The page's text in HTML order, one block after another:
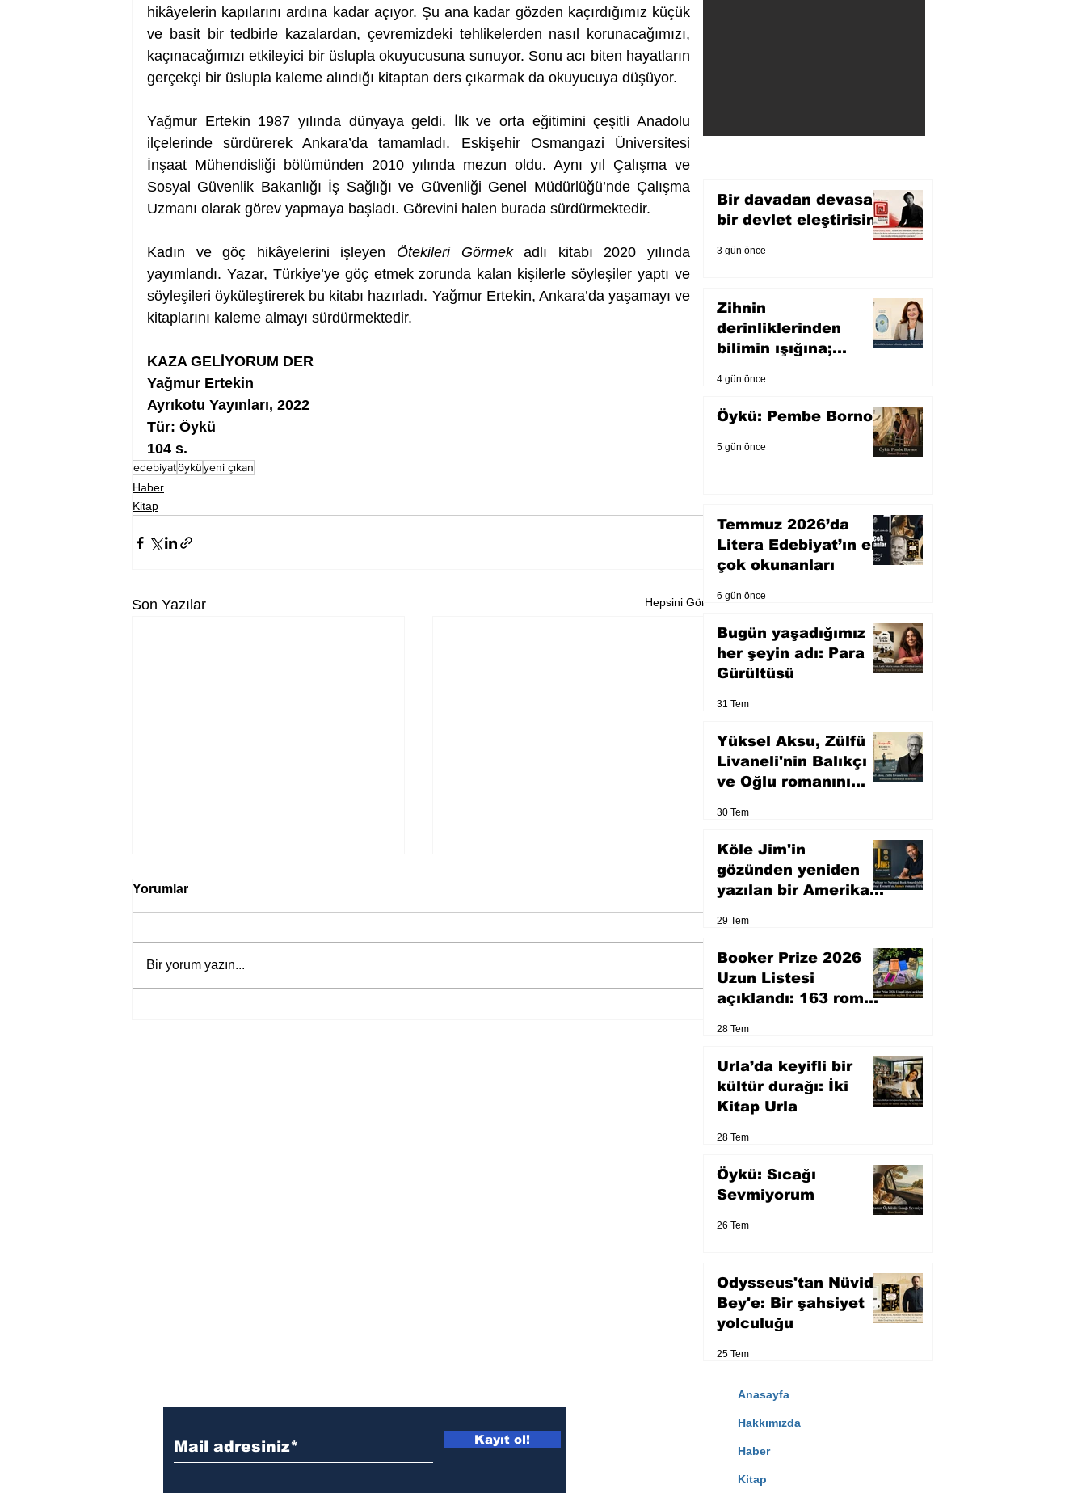
hikâyelerin kapılarını ardına kadar açıyor. Şu ana kadar gözden kaçırdığımız küçük
ve basit bir tedbirle kazalardan, çevremizdeki tehlikelerden nasıl korunacağımızı,
kaçınacağımızı etkileyici bir üslupla okuyucusuna sunuyor. Sonu acı biten hayatların
gerçekçi bir üslupla kaleme alındığı kitaptan ders çıkarmak da okuyucuya düşüyor.
Yağmur Ertekin 1987 yılında dünyaya geldi. İlk ve orta eğitimini çeşitli Anadolu
ilçelerinde sürdürerek Ankara’da tamamladı. Eskişehir Osmangazi Üniversitesi
İnşaat Mühendisliği bölümünden 2010 yılında mezun oldu. Aynı yıl Çalışma ve
Sosyal Güvenlik Bakanlığı İş Sağlığı ve Güvenliği Genel Müdürlüğü’nde Çalışma
Uzmanı olarak görev yapmaya başladı. Görevini halen burada sürdürmektedir.
Kadın ve göç hikâyelerini işleyen Ötekileri Görmek adlı kitabı 2020 yılında
yayımlandı. Yazar, Türkiye’ye göç etmek zorunda kalan kişilerle söyleşiler yaptı ve
söyleşileri öyküleştirerek bu kitabı hazırladı. Yağmur Ertekin, Ankara’da yaşamayı ve
kitaplarını kaleme almayı sürdürmektedir.
KAZA GELİYORUM DER
Yağmur Ertekin
Ayrıkotu Yayınları, 2022
Tür: Öykü
104 s.
edebiyatöyküyeni çıkan
Haber
Kitap
Son Yazılar Hepsini Gör
Yorumlar
Bir yorum yazın...
Bir davadan devasa
bir devlet eleştirisine
3 gün önce
Zihnin
derinliklerinden
bilimin ışığına;
4 gün önce
Öykü: Pembe Bornoz
5 gün önce
Temmuz 2026’da
Litera Edebiyat’ın en
çok okunanları
6 gün önce
Bugün yaşadığımız
her şeyin adı: Para
Gürültüsü
31 Tem
Yüksel Aksu, Zülfü
Livaneli'nin Balıkçı
ve Oğlu romanını
30 Tem
Köle Jim'in
gözünden yeniden
yazılan bir Amerikan
29 Tem
Booker Prize 2026
Uzun Listesi
açıklandı: 163 roman
28 Tem
Urla’da keyifli bir
kültür durağı: İki
Kitap Urla
28 Tem
Öykü: Sıcağı
Sevmiyorum
26 Tem
Odysseus'tan Nüvid
Bey'e: Bir şahsiyet
yolculuğu
25 Tem
Kayıt ol!
Anasayfa
Hakkımızda
Haber
Kitap